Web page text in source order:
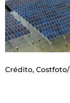
Crédito,